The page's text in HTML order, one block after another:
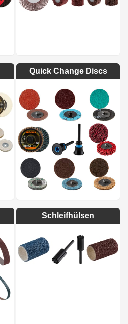
Quick Change Discs
Schleifhülsen